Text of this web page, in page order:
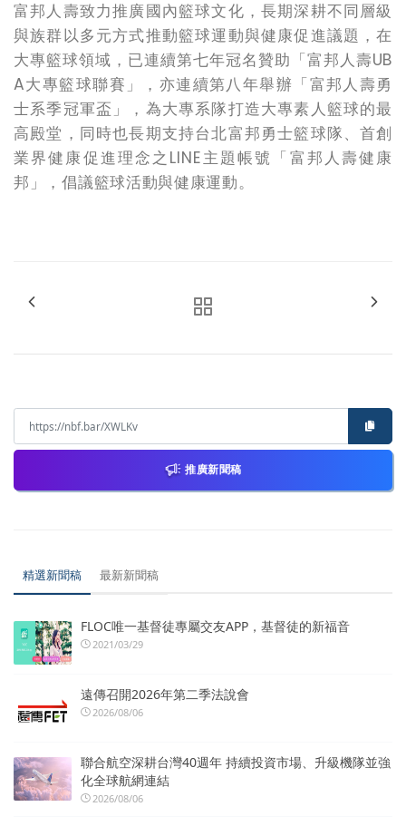
富邦人壽致力推廣國內籃球文化，長期深耕不同層級
與族群以多元方式推動籃球運動與健康促進議題，在
大專籃球領域，已連續第七年冠名贊助「富邦人壽UB
A大專籃球聯賽」，亦連續第八年舉辦「富邦人壽勇
士系季冠軍盃」，為大專系隊打造大專素人籃球的最
高殿堂，同時也長期支持台北富邦勇士籃球隊、首創
業界健康促進理念之 LINE主題帳號「富邦人壽健康
邦」，倡議籃球活動與健康運動。
推廣新聞稿
精選新聞稿 最新新聞稿
FLOC唯一基督徒專屬交友APP，基督徒的新福音
2021/03/29
遠傳召開2026年第二季法說會
2026/08/06
聯合航空深耕台灣40週年 持續投資市場、升級機隊並強
化全球航網連結
2026/08/06